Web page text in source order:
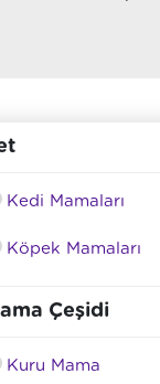
Kedi Mamaları
Köpek Mamaları
Çeşidi
Kuru Mama